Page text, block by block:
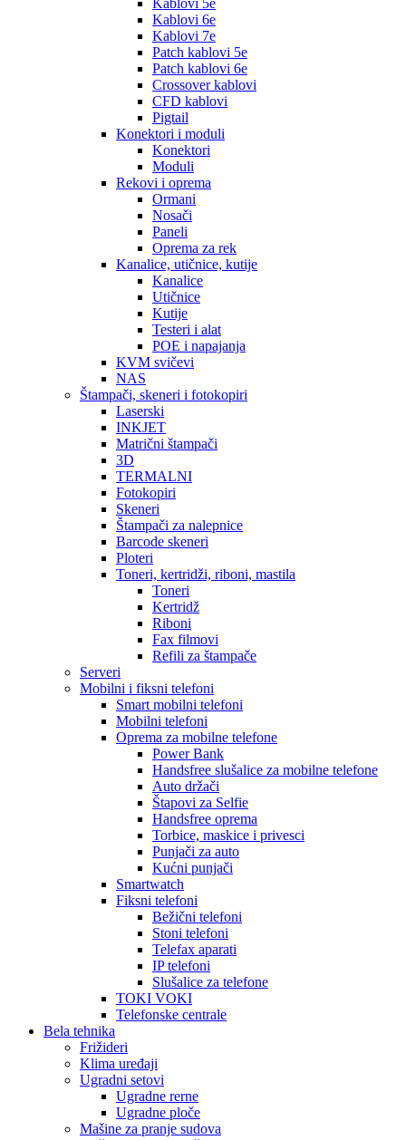
Kablovi 6e
Kablovi 7e
Patch kablovi 5e
Patch kablovi 6e
Crossover kablovi
CFD kablovi
Pigtail
Konektori i moduli
Konektori
Moduli
Rekovi i oprema
Ormani
Nosači
Paneli
Oprema za rek
Kanalice, utičnice, kutije
Kanalice
Utičnice
Kutije
Testeri i alat
POE i napajanja
KVM svičevi
NAS
Štampači, skeneri i fotokopiri
Laserski
INKJET
Matrični štampači
3D
TERMALNI
Fotokopiri
Skeneri
Štampači za nalepnice
Barcode skeneri
Ploteri
Toneri, kertridži, riboni, mastila
Toneri
Kertridž
Riboni
Fax filmovi
Refili za štampače
Serveri
Mobilni i fiksni telefoni
Smart mobilni telefoni
Mobilni telefoni
Oprema za mobilne telefone
Power Bank
Handsfree slušalice za mobilne telefone
Auto držači
Štapovi za Selfie
Handsfree oprema
Torbice, maskice i privesci
Punjači za auto
Kućni punjači
Smartwatch
Fiksni telefoni
Bežični telefoni
Stoni telefoni
Telefax aparati
IP telefoni
Slušalice za telefone
TOKI VOKI
Telefonske centrale
Bela tehnika
Frižideri
Klima uređaji
Ugradni setovi
Ugradne rerne
Ugradne ploče
Mašine za pranje sudova